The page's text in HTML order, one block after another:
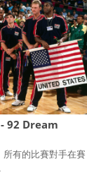
- 92 Dream
有的比賽對手在賽